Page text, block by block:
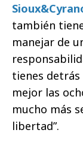
también
manejar de
tienes
mejor las
mucho más
libertad”.